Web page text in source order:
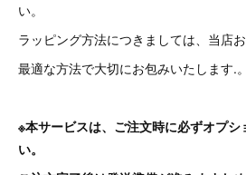
い。
ラッピング方法につきましては、当店お
最適な方法で大切にお包みいたします.。
※本サービスは、ご注文時に必ずオプシ
い。